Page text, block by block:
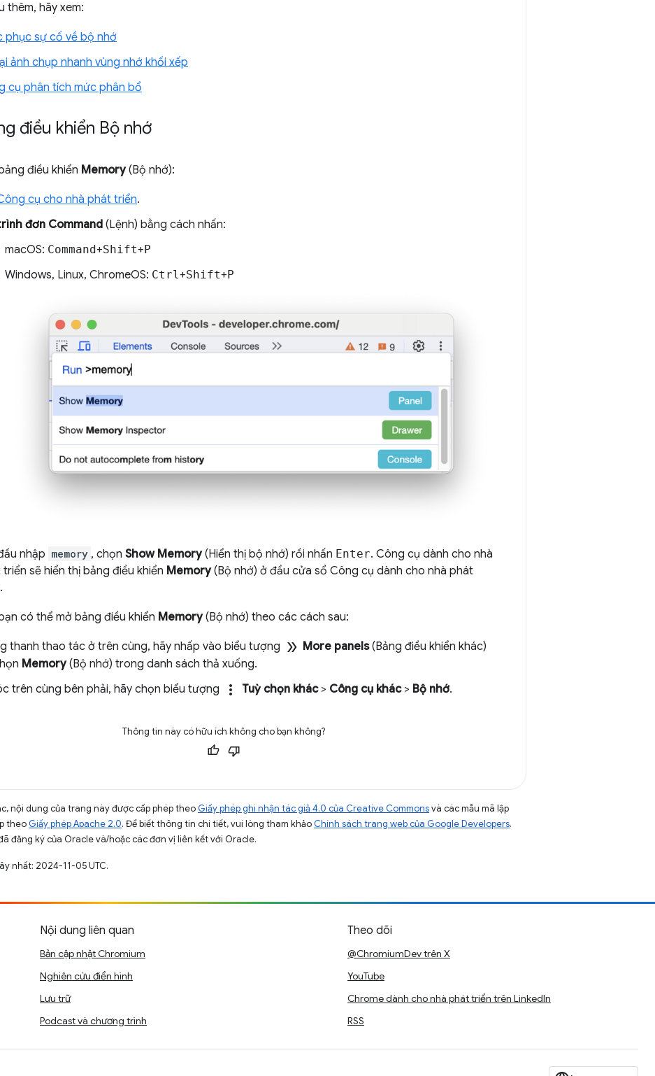
thêm, hãy xem:
phục sự cố về bộ nhớ
ảnh chụp nhanh vùng nhớ khối xếp
cụ phân tích mức phân bổ
điều khiển Bộ nhớ
điều khiển Memory(Bộ nhớ):
cụ cho nhà phát triển.
đơn Command(Lệnh) bằng cách nhấn:
macOS: Command+Shift+P
Windows, Linux, ChromeOS: Ctrl+Shift+P
nhập memory , chọn Show Memory(Hiển thị bộ nhớ) rồi nhấn Enter. Công cụ dành cho nhà
sẽ hiển thị bảng điều khiển Memory(Bộ nhớ) ở đầu cửa sổ Công cụ dành cho nhà phát
có thể mở bảng điều khiển Memory(Bộ nhớ) theo các cách sau:
thanh thao tác ở trên cùng, hãy nhấp vào biểu tượng double_arrow More panels(Bảng điều khiển khác)
Memory(Bộ nhớ) trong danh sách thả xuống.
trên cùng bên phải, hãy chọn biểu tượng
more_vert Tuỳ chọn khác> Công cụ khác> Bộ nhớ.
Thông tin này có hữu ích không cho bạn không?
nội dung của trang này được cấp phép theo Giấy phép ghi nhận tác giả 4.0 của Creative Commonsvà các mẫu mã lập
theo Giấy phép Apache 2.0. Để biết thông tin chi tiết, vui lòng tham khảo Chính sách trang web của Google Developers.
đăng ký của Oracle và/hoặc các đơn vị liên kết với Oracle.
nhất: 2024-11-05 UTC.
Nội dung liên quan
Bản cập nhật Chromium
Nghiên cứu điển hình
Lưu trữ
Podcast và chương trình
Theo dõi
@ChromiumDev trên X
YouTube
Chrome dành cho nhà phát triển trên LinkedIn
RSS